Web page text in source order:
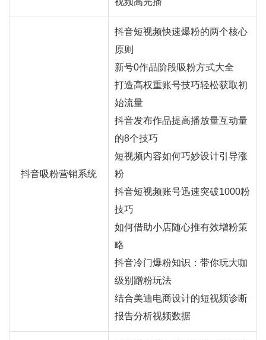
抖音吸粉营销系统
抖音短视频快速爆粉的两个核心
原则
新号0作品阶段吸粉方式大全
打造高权重账号技巧轻松获取初
始流量
抖音发布作品提高播放量互动量
的8个技巧
短视频内容如何巧妙设计引导涨
粉
抖音短视频账号迅速突破1000粉
技巧
如何借助小店随心推有效增粉策
略
抖音冷门爆粉知识：带你玩大咖
级别蹭粉玩法
结合美迪电商设计的短视频诊断
报告分析视频数据